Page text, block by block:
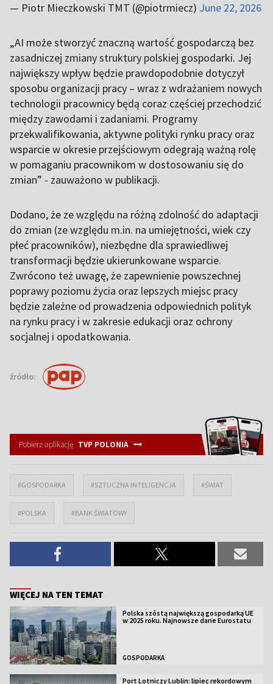
— Piotr Mieczkowski TMT (@piotrmiecz) June 22, 2026
„AI może stworzyć znaczną wartość gospodarczą bez
zasadniczej zmiany struktury polskiej gospodarki. Jej
największy wpływ będzie prawdopodobnie dotyczył
sposobu organizacji pracy – wraz z wdrażaniem nowych
technologii pracownicy będą coraz częściej przechodzić
między zawodami i zadaniami. Programy
przekwalifikowania, aktywne polityki rynku pracy oraz
wsparcie w okresie przejściowym odegrają ważną rolę
w pomaganiu pracownikom w dostosowaniu się do
zmian” - zauważono w publikacji.
Dodano, że ze względu na różną zdolność do adaptacji
do zmian (ze względu m.in. na umiejętności, wiek czy
płeć pracowników), niezbędne dla sprawiedliwej
transformacji będzie ukierunkowane wsparcie.
Zwrócono też uwagę, że zapewnienie powszechnej
poprawy poziomu życia oraz lepszych miejsc pracy
będzie zależne od prowadzenia odpowiednich polityk
na rynku pracy i w zakresie edukacji oraz ochrony
socjalnej i opodatkowania.
źródło:
Pobierz aplikację TVP POLONIA
#GOSPODARKA #SZTUCZNA INTELIGENCJA #ŚWIAT
#POLSKA #BANK ŚWIATOWY
WIĘCEJ NA TEN TEMAT
Polska szóstą największą gospodarką UE
w 2025 roku. Najnowsze dane Eurostatu
GOSPODARKA
Port Lotniczy Lublin: lipiec rekordowym